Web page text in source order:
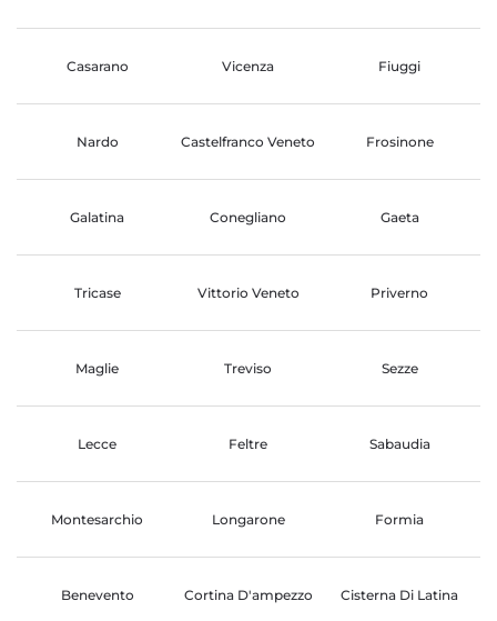
Casarano Vicenza Fiuggi
Nardo Castelfranco Veneto Frosinone
Galatina Conegliano Gaeta
Tricase Vittorio Veneto Priverno
Maglie Treviso Sezze
Lecce Feltre Sabaudia
Montesarchio Longarone Formia
Benevento Cortina D'ampezzo Cisterna Di Latina